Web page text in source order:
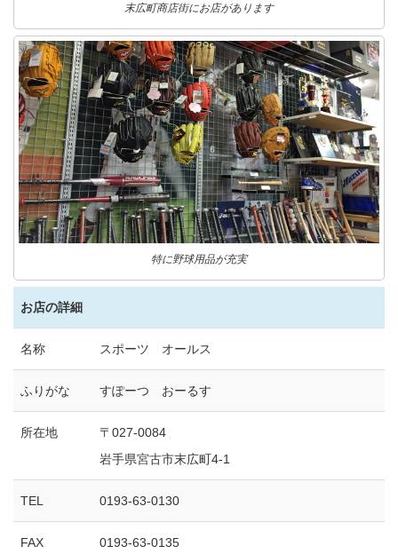
末広町商店街にお店があります
特に野球用品が充実
お店の詳細
名称 スポーツ オールス
ふりがな すぽーつ おーるす
所在地
〒027-0084
岩手県宮古市末広町4-1
TEL 0193-63-0130
FAX 0193-63-0135